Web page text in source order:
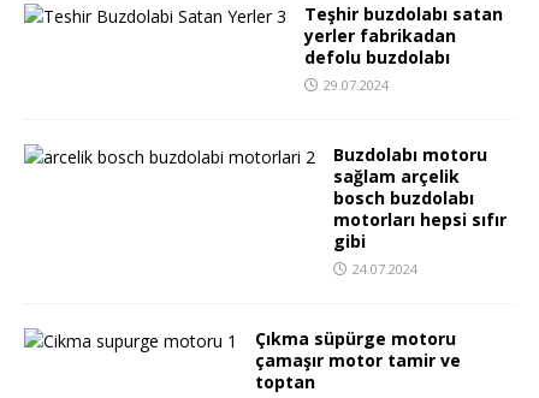
Teşhir buzdolabı satan
yerler fabrikadan
defolu buzdolabı
29.07.2024
Buzdolabı motoru
sağlam arçelik
bosch buzdolabı
motorları hepsi sıfır
gibi
24.07.2024
Çıkma süpürge motoru
çamaşır motor tamir ve
toptan